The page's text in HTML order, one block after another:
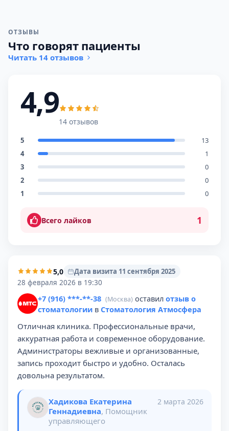
ОТЗЫВЫ
Что говорят пациенты
Читать 14 отзывов
4,9
14 отзывов
5
13
4
1
3
0
2
0
1
0
Всего лайков 1
5,0
Дата визита 11 сентября 2025
28 февраля 2026 в 19:30
+7 (916) ***-**-38 (Москва) оставил отзыв о
стоматологии в Стоматология Атмосфера
Отличная клиника. Профессиональные врачи,
аккуратная работа и современное оборудование.
Администраторы вежливые и организованные,
запись проходит быстро и удобно. Осталась
довольна результатом.
Хадикова Екатерина
Геннадиевна, Помощник
управляющего
2 марта 2026